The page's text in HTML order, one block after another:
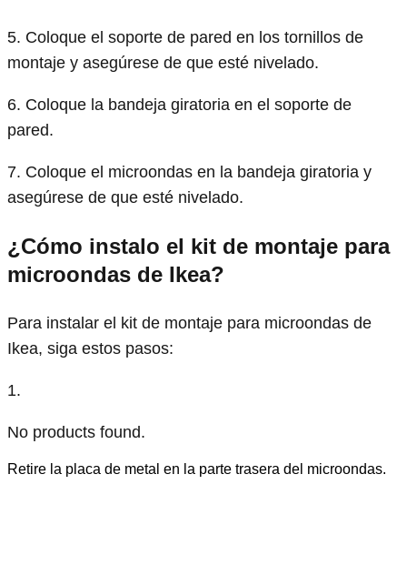
5. Coloque el soporte de pared en los tornillos de
montaje y asegúrese de que esté nivelado.
6. Coloque la bandeja giratoria en el soporte de
pared.
7. Coloque el microondas en la bandeja giratoria y
asegúrese de que esté nivelado.
¿Cómo instalo el kit de montaje para
microondas de Ikea?
Para instalar el kit de montaje para microondas de
Ikea, siga estos pasos:
1.
No products found.
Retire la placa de metal en la parte trasera del microondas.